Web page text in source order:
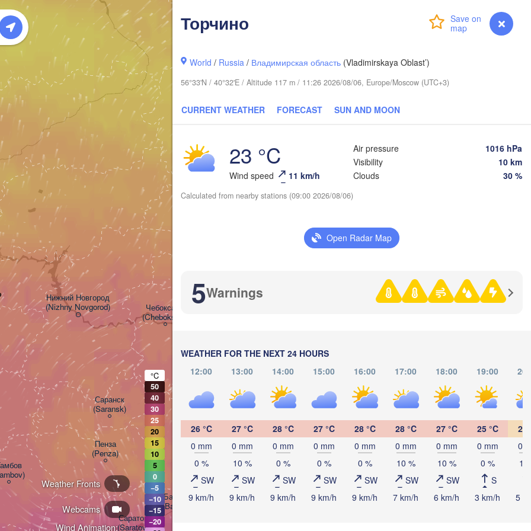
myVentusky Forecast
Торчино
World / Russia / Владимирская область (Vladimirskaya Oblast’)
56°33'N / 40°32'E / Altitude 117 m / 11:26 2026/08/06, Europe/Moscow (UTC+3)
CURRENT WEATHER FORECAST SUN AND MOON
23 °C
Wind speed 11 km/h
Air pressure
1016 hPa
Visibility
10 km
Clouds
30 %
Calculated from nearby stations (09:00 2026/08/06)
Open Radar Map
5Warnings
WEATHER FOR THE NEXT 24 HOURS
12:00
13:00 14:00 15:00 16:00 17:00 18:00 19:00
26 °C
0 mm
0 %
SW
9 km/h
27 °C
0 mm
10 %
SW
9 km/h
28 °C
0 mm
0 %
SW
9 km/h
27 °C
0 mm
0 %
SW
9 km/h
28 °C
0 mm
0 %
SW
9 km/h
28 °C
0 mm
10 %
SW
7 km/h
27 °C
0 mm
10 %
SW
6 km/h
25 °C
0 mm
0 %
S
3 km/h
23
0
10
5
Wind Animation:
Webcams
Weather Fronts
Нижний Новгород
(Nizhny Novgorod)
(Syktyvkar)
(Kirov)
Чебоксары
(Cheboksary)
Самара
(Samara)
Уфа
Саратов
(Saratov)
Ульяновск
(Ul'yanovsk)
Пенза
(Penza)
Балаково
(Balakovo)
Стерлитамак
(Sterlitamak)
Саранск
(Saransk)
Магнитогорск
(Magnitogorsk)
°C
50
40
30
25
20
15
10
5
0
−5
−10
−15
−20